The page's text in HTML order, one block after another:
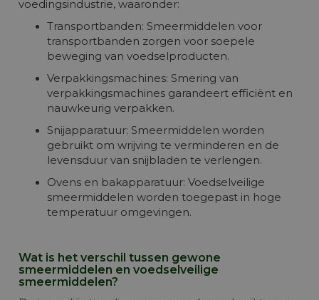
voedingsindustrie, waaronder:
Transportbanden: Smeermiddelen voor
transportbanden zorgen voor soepele
beweging van voedselproducten.
Verpakkingsmachines: Smering van
verpakkingsmachines garandeert efficiënt en
nauwkeurig verpakken.
Snijapparatuur: Smeermiddelen worden
gebruikt om wrijving te verminderen en de
levensduur van snijbladen te verlengen.
Ovens en bakapparatuur: Voedselveilige
smeermiddelen worden toegepast in hoge
temperatuur omgevingen.
Wat is het verschil tussen gewone
smeermiddelen en voedselveilige
smeermiddelen?